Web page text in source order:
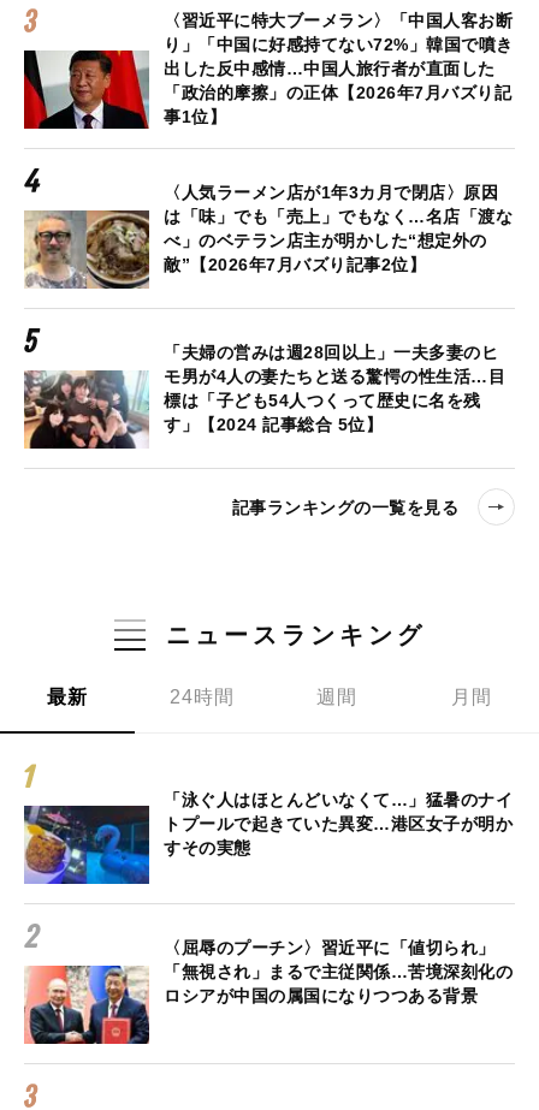
〈習近平に特大ブーメラン〉「中国人客お断
り」「中国に好感持てない72%」韓国で噴き
出した反中感情…中国人旅行者が直面した
「政治的摩擦」の正体【2026年7月バズり記
事1位】
〈人気ラーメン店が1年3カ月で閉店〉原因
は「味」でも「売上」でもなく…名店「渡な
べ」のベテラン店主が明かした“想定外の
敵”【2026年7月バズり記事2位】
「夫婦の営みは週28回以上」一夫多妻のヒ
モ男が4人の妻たちと送る驚愕の性生活…目
標は「子ども54人つくって歴史に名を残
す」【2024 記事総合 5位】
記事ランキングの一覧を見る
ニュースランキング
最新 24時間 週間 月間
「泳ぐ人はほとんどいなくて…」猛暑のナイ
トプールで起きていた異変…港区女子が明か
すその実態
〈屈辱のプーチン〉習近平に「値切られ」
「無視され」まるで主従関係…苦境深刻化の
ロシアが中国の属国になりつつある背景